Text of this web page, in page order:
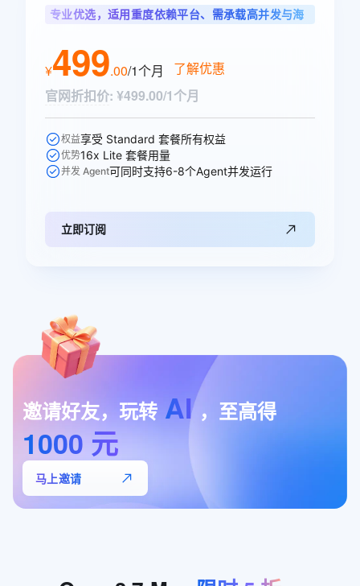
专业优选，适用重度依赖平台、需承载高并发与海
¥499.00/1个月
了解优惠
官网折扣价: ¥499.00/1个月
权益享受 Standard 套餐所有权益
优势16x Lite 套餐用量
并发 Agent可同时支持6-8个Agent并发运行
立即订阅
邀请好友，玩转 AI ，至高得
1000 元
马上邀请